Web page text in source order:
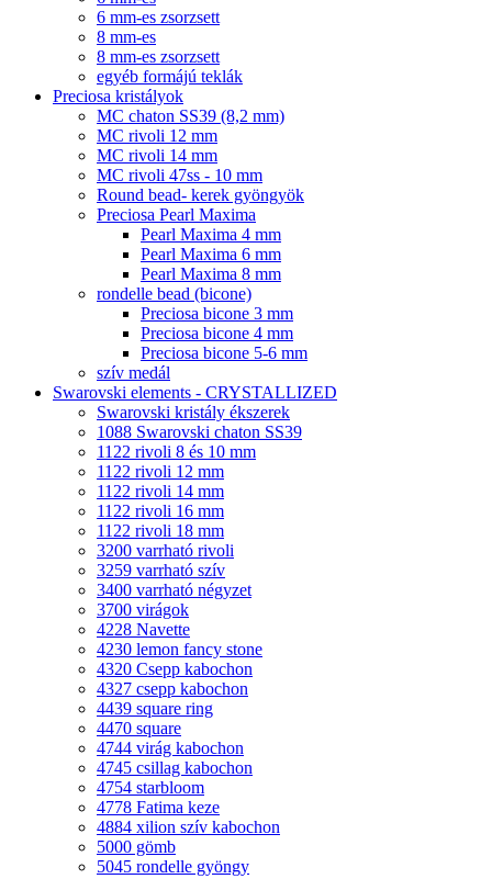
6 mm-es zsorzsett
8 mm-es
8 mm-es zsorzsett
egyéb formájú teklák
Preciosa kristályok
MC chaton SS39 (8,2 mm)
MC rivoli 12 mm
MC rivoli 14 mm
MC rivoli 47ss - 10 mm
Round bead- kerek gyöngyök
Preciosa Pearl Maxima
Pearl Maxima 4 mm
Pearl Maxima 6 mm
Pearl Maxima 8 mm
rondelle bead (bicone)
Preciosa bicone 3 mm
Preciosa bicone 4 mm
Preciosa bicone 5-6 mm
szív medál
Swarovski elements - CRYSTALLIZED
Swarovski kristály ékszerek
1088 Swarovski chaton SS39
1122 rivoli 8 és 10 mm
1122 rivoli 12 mm
1122 rivoli 14 mm
1122 rivoli 16 mm
1122 rivoli 18 mm
3200 varrható rivoli
3259 varrható szív
3400 varrható négyzet
3700 virágok
4228 Navette
4230 lemon fancy stone
4320 Csepp kabochon
4327 csepp kabochon
4439 square ring
4470 square
4744 virág kabochon
4745 csillag kabochon
4754 starbloom
4778 Fatima keze
4884 xilion szív kabochon
5000 gömb
5045 rondelle gyöngy